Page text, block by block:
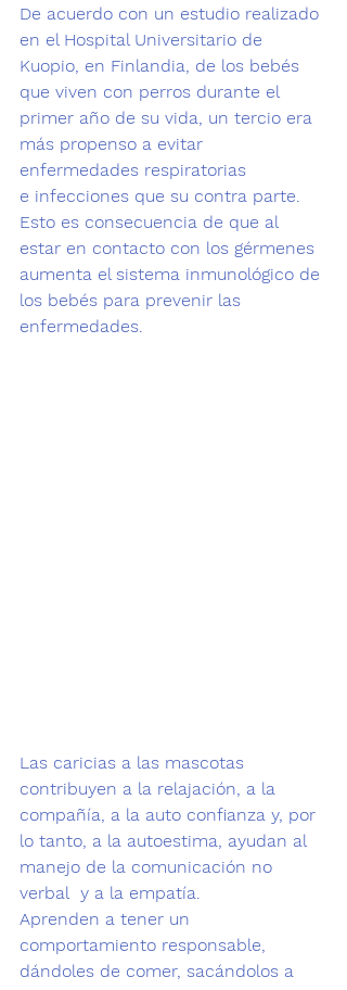
De acuerdo con un estudio realizado
en el Hospital Universitario de
Kuopio, en Finlandia, de los bebés
que viven con perros durante el
primer año de su vida, un tercio era
más propenso a evitar
enfermedades respiratorias
e infecciones que su contra parte.
Esto es consecuencia de que al
estar en contacto con los gérmenes
aumenta el sistema inmunológico de
los bebés para prevenir las
enfermedades.
Las caricias a las mascotas
contribuyen a la relajación, a la
compañía, a la auto confianza y, por
lo tanto, a la autoestima, ayudan al
manejo de la comunicación no
verbal  y a la empatía.
Aprenden a tener un
comportamiento responsable,
dándoles de comer, sacándolos a